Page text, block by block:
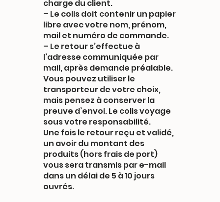
charge du client.
– Le colis doit contenir un papier
libre avec votre nom, prénom,
mail et numéro de commande.
– Le retour s’effectue à
l’adresse communiquée par
mail, après demande préalable.
Vous pouvez utiliser le
transporteur de votre choix,
mais pensez à conserver la
preuve d’envoi. Le colis voyage
sous votre responsabilité.
Une fois le retour reçu et validé,
un avoir du montant des
produits (hors frais de port)
vous sera transmis par e-mail
dans un délai de 5 à 10 jours
ouvrés.